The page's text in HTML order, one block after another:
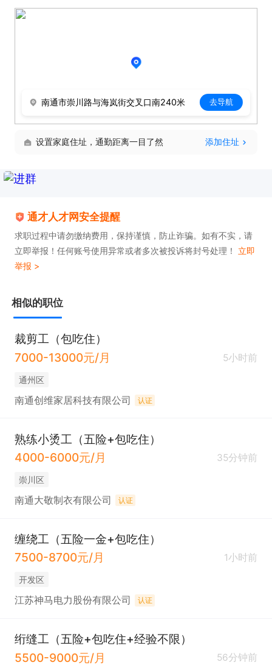
南通市崇川路与海岚街交叉口南240米 去导航
设置家庭住址，通勤距离一目了然 添加住址
通才人才网安全提醒
求职过程中请勿缴纳费用，保持谨慎，防止诈骗。如有不实，请
立即举报！任何账号使用异常或者多次被投诉将封号处理！ 立即
举报 >
相似的职位
裁剪工（包吃住）
7000-13000元/月
5小时前
通州区
南通创维家居科技有限公司 认证
熟练小烫工（五险+包吃住）
4000-6000元/月
35分钟前
崇川区
南通大敬制衣有限公司 认证
缠绕工（五险一金+包吃住）
7500-8700元/月
1小时前
开发区
江苏神马电力股份有限公司 认证
绗缝工（五险+包吃住+经验不限）
5500-9000元/月
56分钟前